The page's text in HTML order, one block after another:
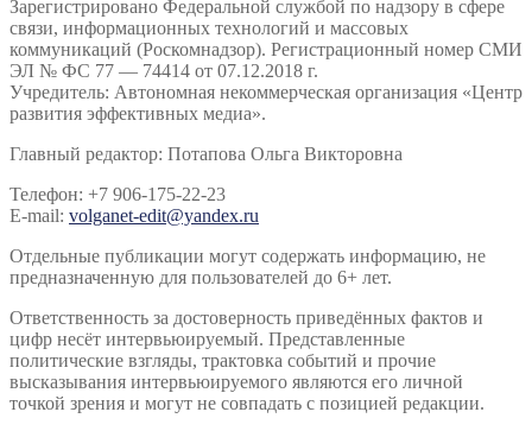
Зарегистрировано Федеральной службой по надзору в сфере
связи, информационных технологий и массовых
коммуникаций (Роскомнадзор). Регистрационный номер СМИ
ЭЛ № ФС 77 — 74414 от 07.12.2018 г.
Учредитель: Автономная некоммерческая организация «Центр
развития эффективных медиа».
Главный редактор: Потапова Ольга Викторовна
Телефон: +7 906-175-22-23
E-mail: volganet-edit@yandex.ru
Отдельные публикации могут содержать информацию, не
предназначенную для пользователей до 6+ лет.
Ответственность за достоверность приведённых фактов и
цифр несёт интервьюируемый. Представленные
политические взгляды, трактовка событий и прочие
высказывания интервьюируемого являются его личной
точкой зрения и могут не совпадать с позицией редакции.